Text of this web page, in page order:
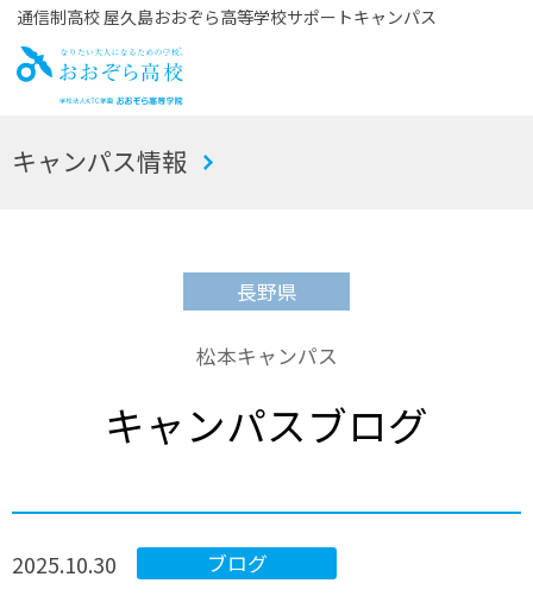
通信制高校 屋久島おおぞら高等学校サポートキャンパス
お
キャンパス情報
長野県
松本キャンパス
キャンパスブログ
ブログ
2025.10.30